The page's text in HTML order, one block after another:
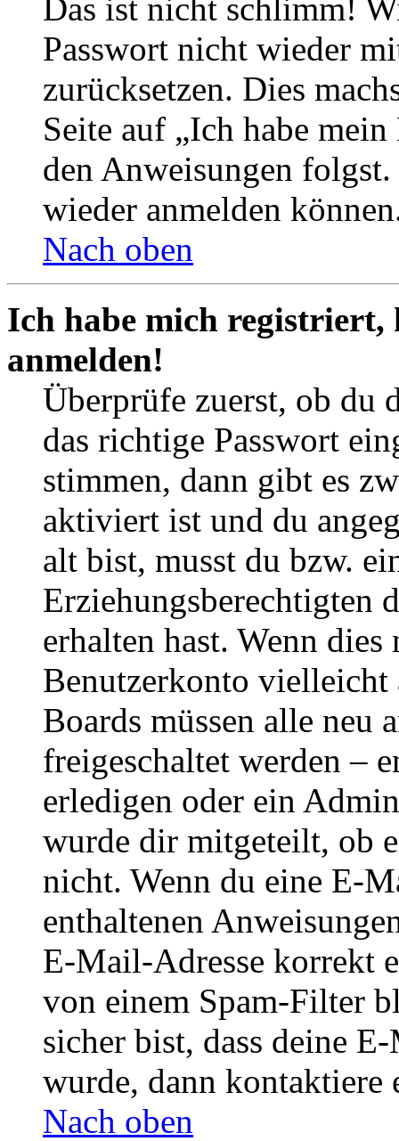
Das ist nicht schlimm!
Passwort nicht wieder
zurücksetzen. Dies
Seite auf „Ich habe
den Anweisungen
wieder anmelden
Nach oben
Ich habe mich
anmelden!
Überprüfe zuerst, ob du
das richtige Passwort
stimmen, dann gibt es
aktiviert ist und du
alt bist, musst du bzw.
Erziehungsberechtigten
erhalten hast. Wenn
Benutzerkonto
Boards müssen alle neu
freigeschaltet werden –
erledigen oder ein
wurde dir mitgeteilt, ob
nicht. Wenn du eine E-
enthaltenen
E-Mail-Adresse korrekt
von einem Spam-Filter
sicher bist, dass deine
wurde, dann kontaktiere
Nach oben